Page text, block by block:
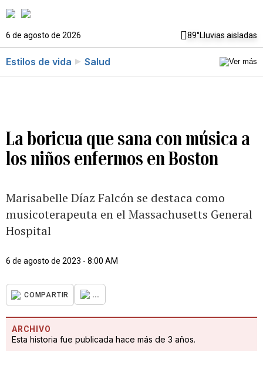
6 de agosto de 2026 89°Lluvias aisladas
Estilos de vida Salud
La boricua que sana con música a
los niños enfermos en Boston
Marisabelle Díaz Falcón se destaca como
musicoterapeuta en el Massachusetts General
Hospital
6 de agosto de 2023 - 8:00 AM
COMPARTIR ...
ARCHIVO
Esta historia fue publicada hace más de 3 años.